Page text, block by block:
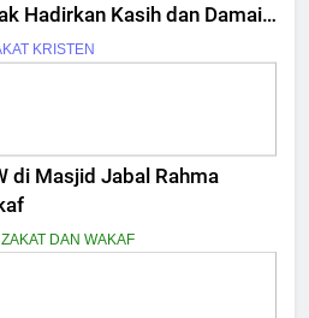
Hadirkan Kasih dan Damai
KRISTEN
di Masjid Jabal Rahma
DAN WAKAF